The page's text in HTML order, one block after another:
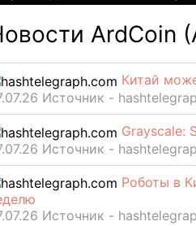
ArdCoin
Китай
Источник -
Grayscale:
Источник -
Роботы в
Источник -